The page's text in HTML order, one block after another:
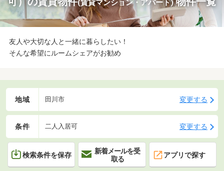
(賃貸マンション・アパート)
友人や大切な人と一緒に暮らしたい！
そんな希望にルームシェアがお勧め
地域 田川市 変更する
条件 二人入居可 変更する
検索条件を保存
新着メールを受
取る
アプリで探す